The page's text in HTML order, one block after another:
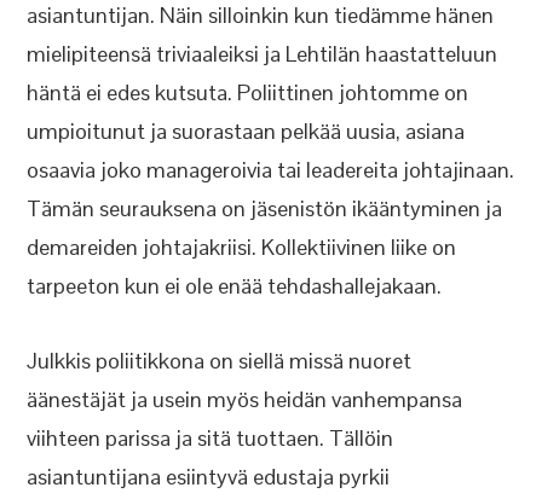
asiantuntijan. Näin silloinkin kun tiedämme hänen
mielipiteensä triviaaleiksi ja Lehtilän haastatteluun
häntä ei edes kutsuta. Poliittinen johtomme on
umpioitunut ja suorastaan pelkää uusia, asiana
osaavia joko manageroivia tai leadereita johtajinaan.
Tämän seurauksena on jäsenistön ikääntyminen ja
demareiden johtajakriisi. Kollektiivinen liike on
tarpeeton kun ei ole enää tehdashallejakaan.
Julkkis poliitikkona on siellä missä nuoret
äänestäjät ja usein myös heidän vanhempansa
viihteen parissa ja sitä tuottaen. Tällöin
asiantuntijana esiintyvä edustaja pyrkii